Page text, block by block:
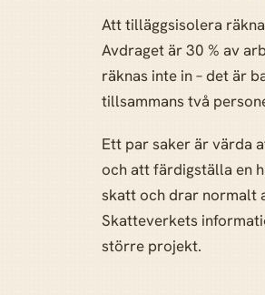
Att tilläggsisolera
Avdraget är 30 % av
räknas inte in – det är
tillsammans två
Ett par saker är värda
och att färdigställa en
skatt och drar normalt
Skatteverkets
större projekt.